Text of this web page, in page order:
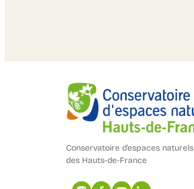
Conservatoire d’espaces naturels
des Hauts-de-France